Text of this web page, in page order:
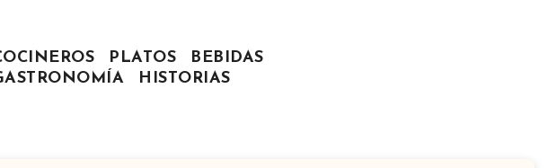
PLATOS
BEBIDAS
HISTORIAS